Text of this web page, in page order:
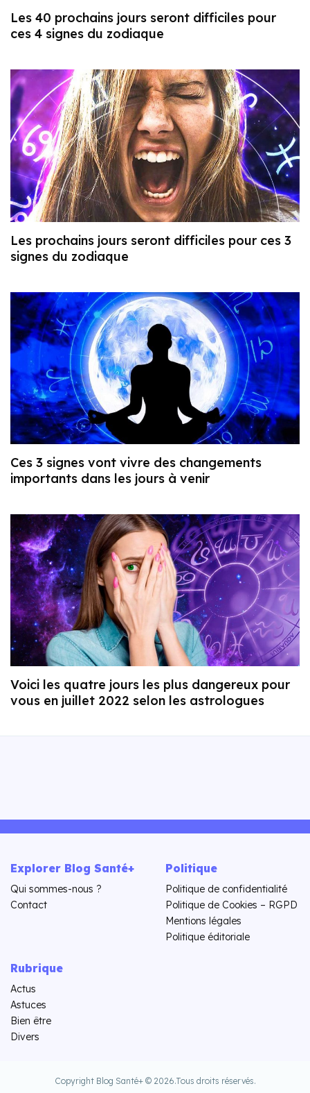
Les 40 prochains jours seront difficiles pour
ces 4 signes du zodiaque
Les prochains jours seront difficiles pour ces 3
signes du zodiaque
Ces 3 signes vont vivre des changements
importants dans les jours à venir
Voici les quatre jours les plus dangereux pour
vous en juillet 2022 selon les astrologues
Explorer Blog Santé+
Qui sommes-nous ?
Contact
Politique
Politique de confidentialité
Politique de Cookies – RGPD
Mentions légales
Politique éditoriale
Rubrique
Actus
Astuces
Bien être
Divers
Copyright Blog Santé+ © 2026.Tous droits réservés.